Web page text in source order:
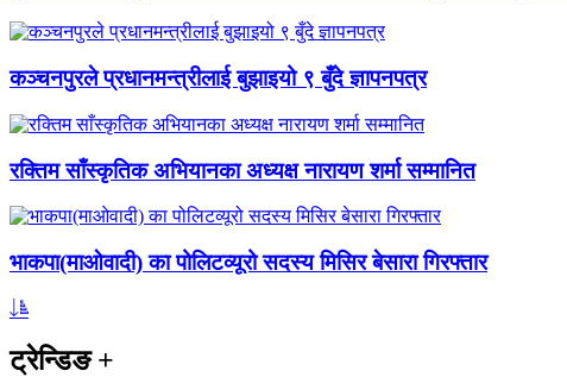
कञ्चनपुरले प्रधानमन्त्रीलाई बुझाइयो ९ बुँदे ज्ञापनपत्र
रक्तिम साँस्कृतिक अभियानका अध्यक्ष नारायण शर्मा सम्मानित
भाकपा(माओवादी) का पोलिटव्यूरो सदस्य मिसिर बेसारा गिरफ्तार
ट्रेन्डिङ+